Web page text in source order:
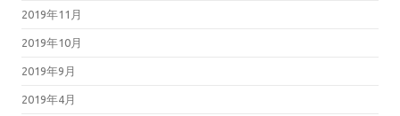
2019年11月
2019年10月
2019年9月
2019年4月